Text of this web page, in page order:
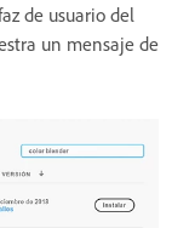
de usuario del
un mensaje de